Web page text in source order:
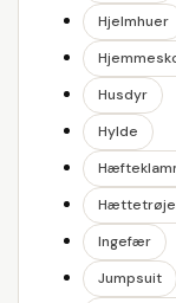
Hjelmhuer
Husdyr
Hylde
Ingefær
Jumpsuit